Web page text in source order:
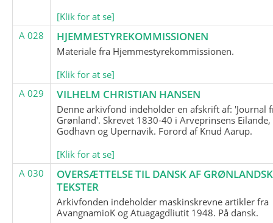
[Klik for at se]
A 028
HJEMMESTYREKOMMISSIONEN
Materiale fra Hjemmestyrekommissionen.
[Klik for at se]
A 029
VILHELM CHRISTIAN HANSEN
Denne arkivfond indeholder en afskrift af: 'Journal
Grønland'. Skrevet 1830-40 i Arveprinsens Eilande,
Godhavn og Upernavik. Forord af Knud Aarup.
[Klik for at se]
A 030
OVERSÆTTELSE TIL DANSK AF
TEKSTER
Arkivfonden indeholder maskinskrevne artikler fra
AvangnamioK og Atuagagdliutit 1948. På dansk.